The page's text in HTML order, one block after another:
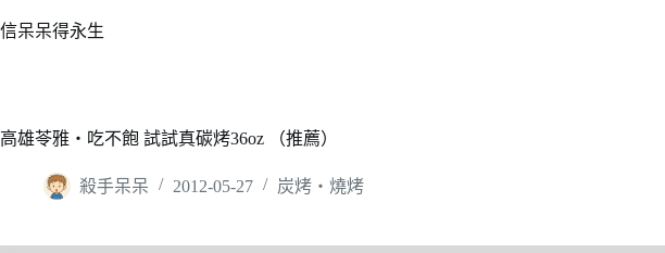
至
容
信呆呆得永生
高雄苓雅‧吃不飽 試試真碳烤36oz （推薦）
殺手呆呆 2012-05-27 炭烤‧燒烤